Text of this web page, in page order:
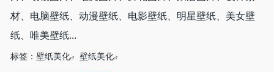
材、电脑壁纸、动漫壁纸、电影壁纸、明星壁纸、美女壁
纸、唯美壁纸...
标签： 壁纸美化 壁纸美化